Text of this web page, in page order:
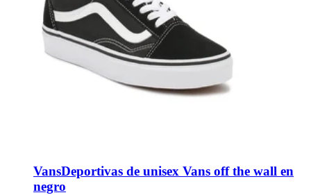
VansDeportivas de unisex Vans off the wall en
negro